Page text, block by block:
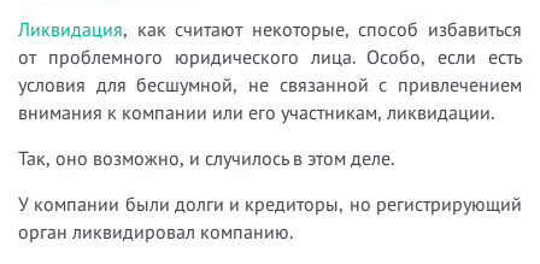
Ликвидация, как считают некоторые, способ избавиться
от проблемного юридического лица. Особо, если есть
условия для бесшумной, не связанной с привлечением
внимания к компании или его участникам, ликвидации.
Так, оно возможно, и случилось в этом деле.
У компании были долги и кредиторы, но регистрирующий
орган ликвидировал компанию.